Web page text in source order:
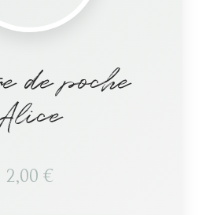
de poche
2,00 €